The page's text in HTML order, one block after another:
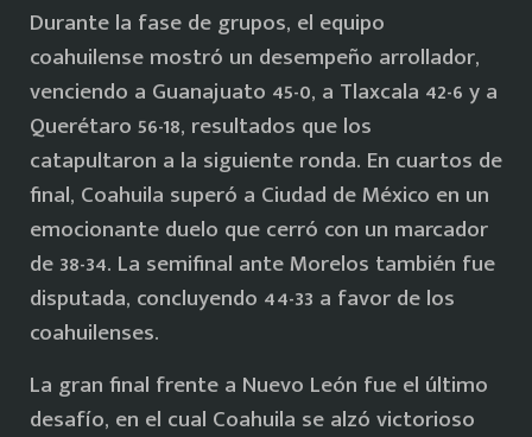
Durante la fase de grupos, el equipo
coahuilense mostró un desempeño arrollador,
venciendo a Guanajuato 45-0, a Tlaxcala 42-6 y a
Querétaro 56-18, resultados que los
catapultaron a la siguiente ronda. En cuartos de
final, Coahuila superó a Ciudad de México en un
emocionante duelo que cerró con un marcador
de 38-34. La semifinal ante Morelos también fue
disputada, concluyendo 44-33 a favor de los
coahuilenses.
La gran final frente a Nuevo León fue el último
desafío, en el cual Coahuila se alzó victorioso